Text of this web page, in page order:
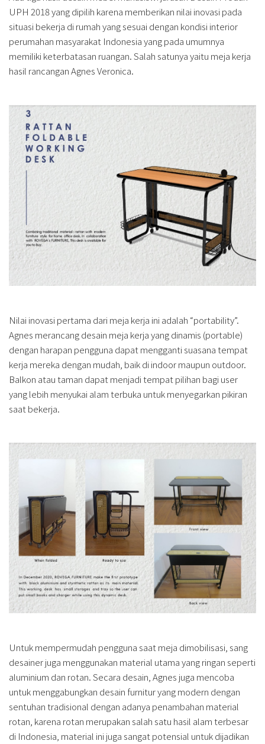
UPH 2018 yang dipilih karena memberikan nilai inovasi pada
situasi bekerja di rumah yang sesuai dengan kondisi interior
perumahan masyarakat Indonesia yang pada umumnya
memiliki keterbatasan ruangan. Salah satunya yaitu meja kerja
hasil rancangan Agnes Veronica.
Nilai inovasi pertama dari meja kerja ini adalah “portability”.
Agnes merancang desain meja kerja yang dinamis (portable)
dengan harapan pengguna dapat mengganti suasana tempat
kerja mereka dengan mudah, baik di indoor maupun outdoor.
Balkon atau taman dapat menjadi tempat pilihan bagi user
yang lebih menyukai alam terbuka untuk menyegarkan pikiran
saat bekerja.
Untuk mempermudah pengguna saat meja dimobilisasi, sang
desainer juga menggunakan material utama yang ringan seperti
aluminium dan rotan. Secara desain, Agnes juga mencoba
untuk menggabungkan desain furnitur yang modern dengan
sentuhan tradisional dengan adanya penambahan material
rotan, karena rotan merupakan salah satu hasil alam terbesar
di Indonesia, material ini juga sangat potensial untuk dijadikan